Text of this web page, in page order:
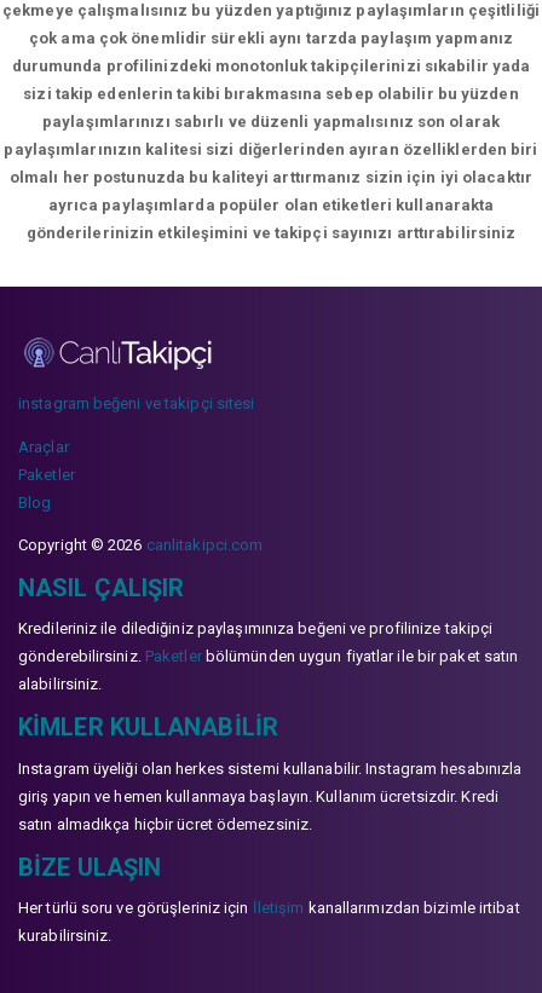
çekmeye çalışmalısınız bu yüzden yaptığınız paylaşımların çeşitliliği
çok ama çok önemlidir sürekli aynı tarzda paylaşım yapmanız
durumunda profilinizdeki monotonluk takipçilerinizi sıkabilir yada
sizi takip edenlerin takibi bırakmasına sebep olabilir bu yüzden
paylaşımlarınızı sabırlı ve düzenli yapmalısınız son olarak
paylaşımlarınızın kalitesi sizi diğerlerinden ayıran özelliklerden biri
olmalı her postunuzda bu kaliteyi arttırmanız sizin için iyi olacaktır
ayrıca paylaşımlarda popüler olan etiketleri kullanarakta
gönderilerinizin etkileşimini ve takipçi sayınızı arttırabilirsiniz
instagram beğeni ve takipçi sitesi
Araçlar
Paketler
Blog
Copyright © 2026 canlitakipci.com
NASIL ÇALIŞIR
Kredileriniz ile dilediğiniz paylaşımınıza beğeni ve profilinize takipçi
gönderebilirsiniz. Paketlerbölümünden uygun fiyatlar ile bir paket satın
alabilirsiniz.
KIMLER KULLANABILIR
Instagram üyeliği olan herkes sistemi kullanabilir. Instagram hesabınızla
giriş yapın ve hemen kullanmaya başlayın. Kullanım ücretsizdir. Kredi
satın almadıkça hiçbir ücret ödemezsiniz.
BIZE ULAŞIN
Her türlü soru ve görüşleriniz için İletişim kanallarımızdan bizimle irtibat
kurabilirsiniz.